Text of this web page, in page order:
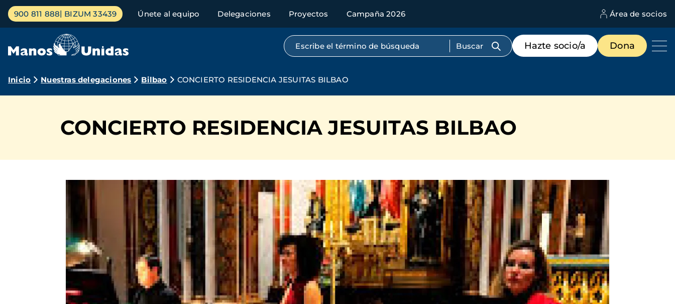
Pasar
contenido
Menú
principal
900 811 888 BIZUM 33439 Únete al equipo Delegaciones Proyectos Campaña 2026 Área de socios
Búsqueda por texto completo
Menú
de
destacados
Hazte socio/a Dona
Ruta
navegación
Inicio Nuestras delegaciones Bilbao CONCIERTO RESIDENCIA JESUITAS BILBAO
CONCIERTO RESIDENCIA JESUITAS BILBAO